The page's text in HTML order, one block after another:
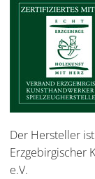
Der Hersteller
Erzgebirgischer
e.V.